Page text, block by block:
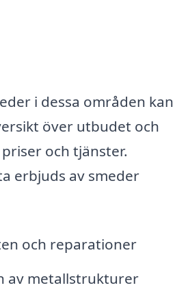
i dessa områden kan
över utbudet och
och tjänster.
erbjuds av smeder
och reparationer
av metallstrukturer